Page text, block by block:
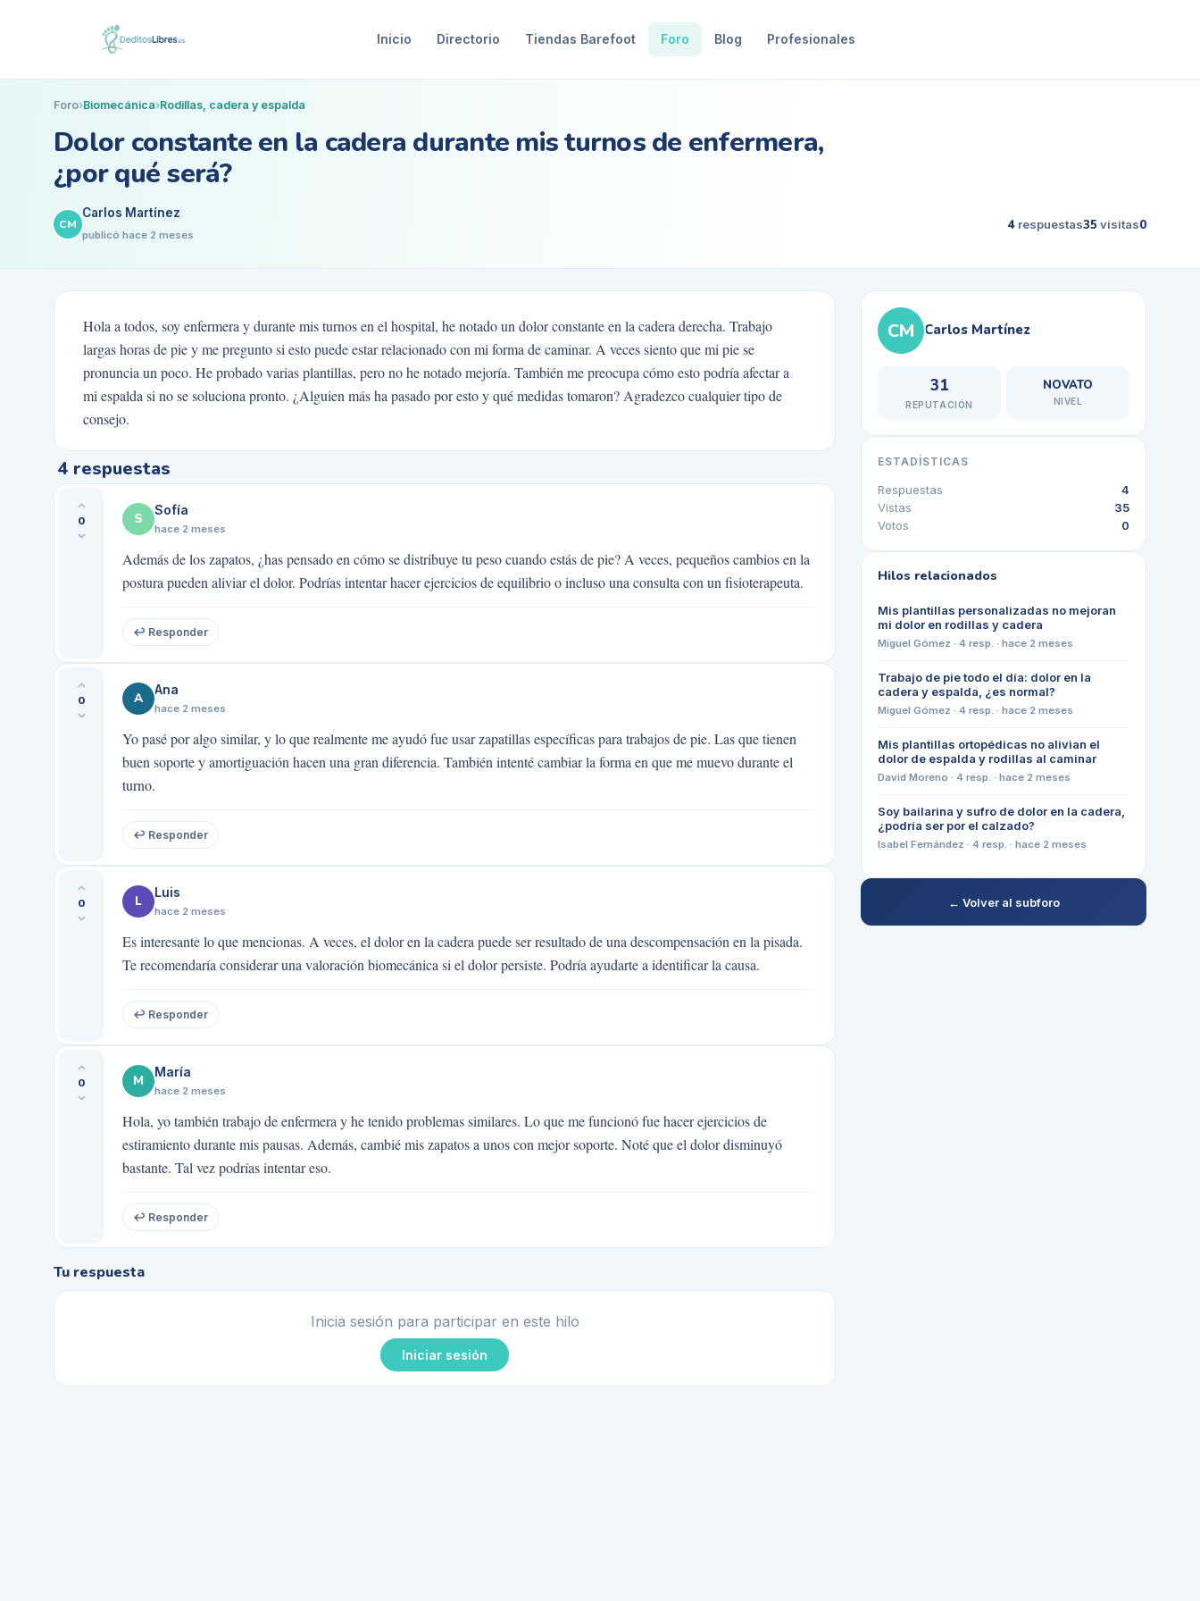
Inicio Directorio Tiendas Barefoot Foro Blog Profesionales
Foro›Biomecánica›Rodillas, cadera y espalda
Dolor constante en la cadera durante mis turnos de enfermera,
¿por qué será?
CM
Carlos Martínez
publicó hace 2 meses
4 respuestas35 visitas0
Hola a todos, soy enfermera y durante mis turnos en el hospital, he notado un dolor constante en la cadera derecha. Trabajo
largas horas de pie y me pregunto si esto puede estar relacionado con mi forma de caminar. A veces siento que mi pie se
pronuncia un poco. He probado varias plantillas, pero no he notado mejoría. También me preocupa cómo esto podría afectar a
mi espalda si no se soluciona pronto. ¿Alguien más ha pasado por esto y qué medidas tomaron? Agradezco cualquier tipo de
consejo.
4 respuestas
0 S
Sofía
hace 2 meses
Además de los zapatos, ¿has pensado en cómo se distribuye tu peso cuando estás de pie? A veces, pequeños cambios en la
postura pueden aliviar el dolor. Podrías intentar hacer ejercicios de equilibrio o incluso una consulta con un fisioterapeuta.
↩ Responder
0 A
Ana
hace 2 meses
Yo pasé por algo similar, y lo que realmente me ayudó fue usar zapatillas específicas para trabajos de pie. Las que tienen
buen soporte y amortiguación hacen una gran diferencia. También intenté cambiar la forma en que me muevo durante el
turno.
↩ Responder
0 L
Luis
hace 2 meses
Es interesante lo que mencionas. A veces, el dolor en la cadera puede ser resultado de una descompensación en la pisada.
Te recomendaría considerar una valoración biomecánica si el dolor persiste. Podría ayudarte a identificar la causa.
↩ Responder
0 M
María
hace 2 meses
Hola, yo también trabajo de enfermera y he tenido problemas similares. Lo que me funcionó fue hacer ejercicios de
estiramiento durante mis pausas. Además, cambié mis zapatos a unos con mejor soporte. Noté que el dolor disminuyó
bastante. Tal vez podrías intentar eso.
↩ Responder
Tu respuesta
Inicia sesión para participar en este hilo
Iniciar sesión
CM Carlos Martínez
31
REPUTACIÓN
NOVATO
NIVEL
ESTADÍSTICAS
Respuestas
4
Vistas
35
Votos
0
Hilos relacionados
Mis plantillas personalizadas no mejoran
mi dolor en rodillas y cadera
Miguel Gómez · 4 resp. · hace 2 meses
Trabajo de pie todo el día: dolor en la
cadera y espalda, ¿es normal?
Miguel Gómez · 4 resp. · hace 2 meses
Mis plantillas ortopédicas no alivian el
dolor de espalda y rodillas al caminar
David Moreno · 4 resp. · hace 2 meses
Soy bailarina y sufro de dolor en la cadera,
¿podría ser por el calzado?
Isabel Fernández · 4 resp. · hace 2 meses
← Volver al subforo